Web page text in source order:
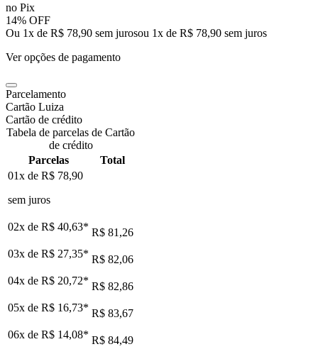
no Pix
14% OFF
Ou 1x de R$ 78,90 sem jurosou 1x de R$ 78,90 sem juros
Ver opções de pagamento
Parcelamento
Cartão Luiza
Cartão de crédito
Tabela de parcelas de Cartão
de crédito
Parcelas
Total
01x de R$ 78,90
sem juros
02x de R$ 40,63* R$ 81,26
03x de R$ 27,35* R$ 82,06
04x de R$ 20,72* R$ 82,86
05x de R$ 16,73* R$ 83,67
06x de R$ 14,08* R$ 84,49